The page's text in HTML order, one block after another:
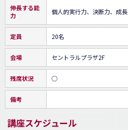
伸長する能
力
個人的実行力、決断力、成長
定員 20名
会場 セントラルプラザ2F
残席状況 ○
備考
講座スケジュール